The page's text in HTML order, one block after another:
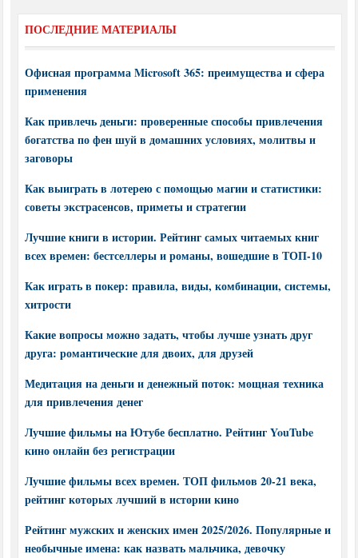
ПОСЛЕДНИЕ МАТЕРИАЛЫ
Офисная программа Microsoft 365: преимущества и сфера
применения
Как привлечь деньги: проверенные способы привлечения
богатства по фен шуй в домашних условиях, молитвы и
заговоры
Как выиграть в лотерею с помощью магии и статистики:
советы экстрасенсов, приметы и стратегии
Лучшие книги в истории. Рейтинг самых читаемых книг
всех времен: бестселлеры и романы, вошедшие в ТОП-10
Как играть в покер: правила, виды, комбинации, системы,
хитрости
Какие вопросы можно задать, чтобы лучше узнать друг
друга: романтические для двоих, для друзей
Медитация на деньги и денежный поток: мощная техника
для привлечения денег
Лучшие фильмы на Ютубе бесплатно. Рейтинг YouTube
кино онлайн без регистрации
Лучшие фильмы всех времен. ТОП фильмов 20-21 века,
рейтинг которых лучший в истории кино
Рейтинг мужских и женских имен 2025/2026. Популярные и
необычные имена: как назвать мальчика, девочку